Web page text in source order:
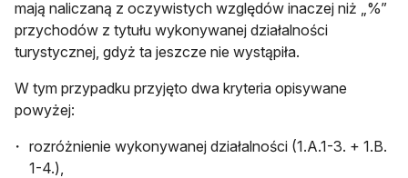
mają naliczaną z oczywistych względów inaczej niż „%”
przychodów z tytułu wykonywanej działalności
turystycznej, gdyż ta jeszcze nie wystąpiła.
W tym przypadku przyjęto dwa kryteria opisywane
powyżej:
rozróżnienie wykonywanej działalności (1.A.1-3. + 1.B.
1-4.),